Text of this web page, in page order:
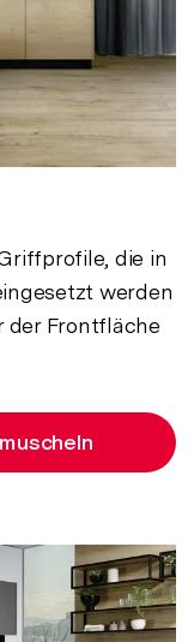
die in
werden
der Frontfläche